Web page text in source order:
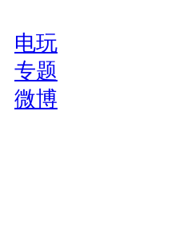
电玩
专题
微博